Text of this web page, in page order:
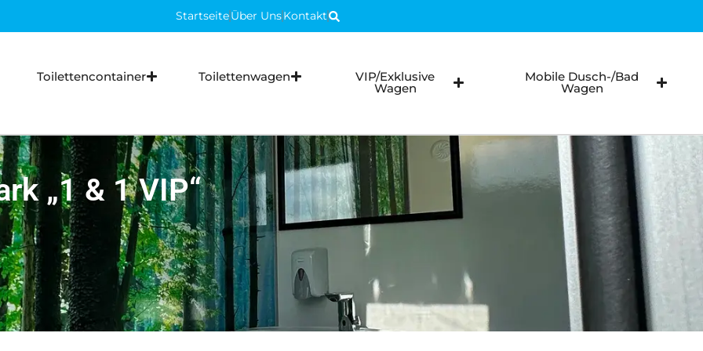
StartseiteÜber UnsKontakt
Toilettencontainer Toilettenwagen VIP/Exklusive
Wagen
Mobile Dusch-/Bad
Wagen
Rollstuhlfahrer WC Vakuum
„1 & 1 VIP“